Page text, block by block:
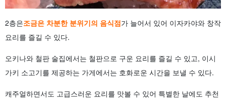
2층은조금은 차분한 분위기의 음식점가 늘어서 있어 이자카야와 창작
요리를 즐길 수 있다.
오키나와 철판 술집에서는 철판으로 구운 요리를 즐길 수 있고, 이시
가키 소고기를 제공하는 가게에서는 호화로운 시간을 보낼 수 있다.
캐주얼하면서도 고급스러운 요리를 맛볼 수 있어 특별한 날에도 추천